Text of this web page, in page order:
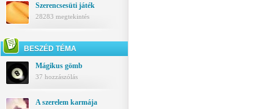
Szerencsesüti játék
28283 megtekintés
BESZÉD TÉMA
Mágikus gömb
37 hozzászólás
A szerelem karmája